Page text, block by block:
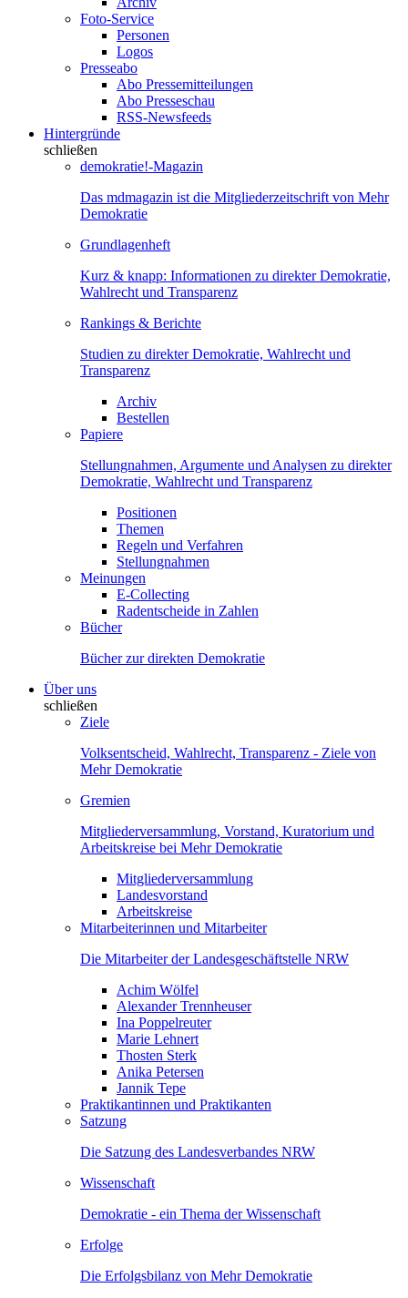
Foto-Service
Personen
Logos
Presseabo
Abo Pressemitteilungen
Abo Presseschau
RSS-Newsfeeds
Hintergründe
schließen
demokratie!-Magazin
Das mdmagazin ist die Mitgliederzeitschrift von Mehr
Demokratie
Grundlagenheft
Kurz & knapp: Informationen zu direkter Demokratie,
Wahlrecht und Transparenz
Rankings & Berichte
Studien zu direkter Demokratie, Wahlrecht und
Transparenz
Archiv
Bestellen
Papiere
Stellungnahmen, Argumente und Analysen zu direkter
Demokratie, Wahlrecht und Transparenz
Positionen
Themen
Regeln und Verfahren
Stellungnahmen
Meinungen
E-Collecting
Radentscheide in Zahlen
Bücher
Bücher zur direkten Demokratie
Über uns
schließen
Ziele
Volksentscheid, Wahlrecht, Transparenz - Ziele von
Mehr Demokratie
Gremien
Mitgliederversammlung, Vorstand, Kuratorium und
Arbeitskreise bei Mehr Demokratie
Mitgliederversammlung
Landesvorstand
Arbeitskreise
Mitarbeiterinnen und Mitarbeiter
Die Mitarbeiter der Landesgeschäftstelle NRW
Achim Wölfel
Alexander Trennheuser
Ina Poppelreuter
Marie Lehnert
Thosten Sterk
Anika Petersen
Jannik Tepe
Praktikantinnen und Praktikanten
Satzung
Die Satzung des Landesverbandes NRW
Wissenschaft
Demokratie - ein Thema der Wissenschaft
Erfolge
Die Erfolgsbilanz von Mehr Demokratie